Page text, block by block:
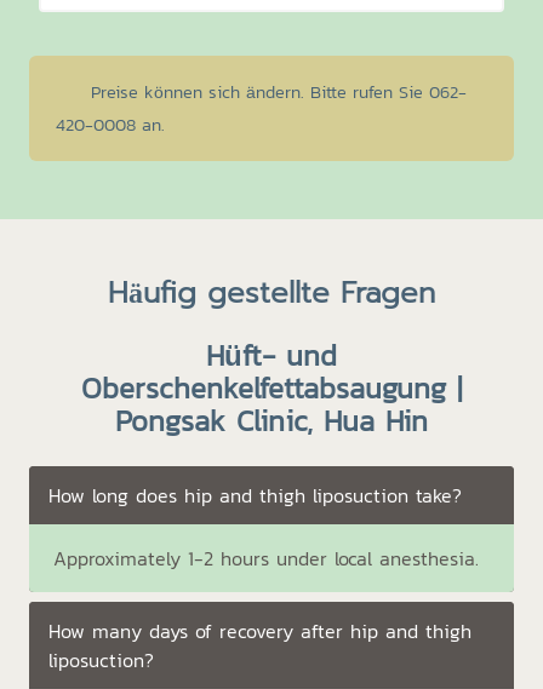
Preise können sich ändern. Bitte rufen Sie 062-
420-0008 an.
Häufig gestellte Fragen
Hüft- und
Oberschenkelfettabsaugung |
Pongsak Clinic, Hua Hin
How long does hip and thigh liposuction take?
Approximately 1-2 hours under local anesthesia.
How many days of recovery after hip and thigh
liposuction?